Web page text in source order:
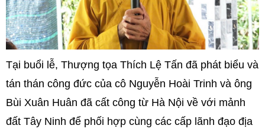
Tại buổi lễ, Thượng tọa Thích Lệ Tấn đã phát biểu và
tán thán công đức của cô Nguyễn Hoài Trinh và ông
Bùi Xuân Huân đã cất công từ Hà Nội về với mảnh
đất Tây Ninh để phối hợp cùng các cấp lãnh đạo địa